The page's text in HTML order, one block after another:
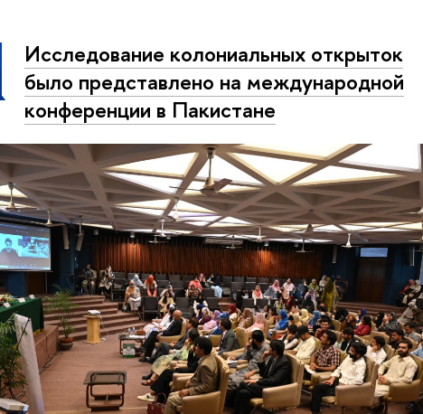
Исследование колониальных открыток
было представлено на международной
конференции в Пакистане